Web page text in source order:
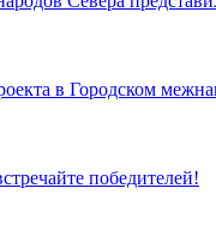
в Городском
победителей!